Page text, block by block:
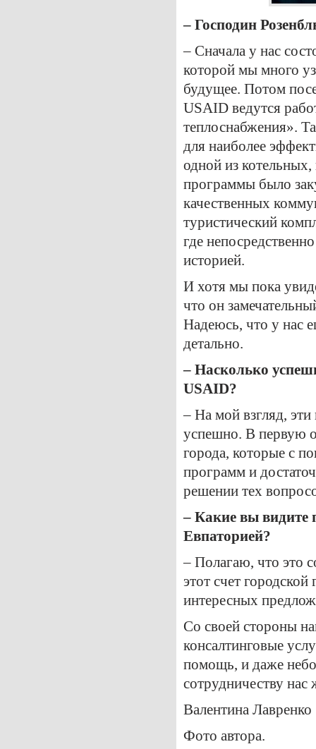
– Господин
– Сначала у нас
которой мы много
будущее. Потом
USАID ведутся
теплоснабжения».
для наиболее
одной из
программы было
качественных
туристический
где
историей.
И хотя мы пока
что он
Надеюсь, что у нас
детально.
– Насколько
USAID?
– На мой взгляд,
успешно. В первую
города, которые с
программ и
решении тех
– Какие вы видите
Евпаторией?
– Полагаю, что это
этот счет
интересных
Со своей стороны
консалтинговые
помощь, и даже
сотрудничеству
Валентина Лавренко
Фото автора.